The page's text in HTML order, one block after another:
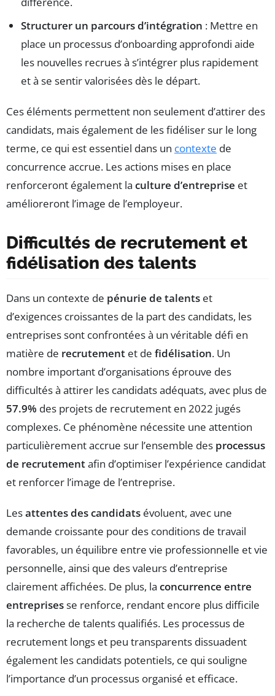
Structurer un parcours d’intégration : Mettre en
place un processus d’onboarding approfondi aide
les nouvelles recrues à s’intégrer plus rapidement
et à se sentir valorisées dès le départ.
Ces éléments permettent non seulement d’attirer des
candidats, mais également de les fidéliser sur le long
terme, ce qui est essentiel dans un contexte de
concurrence accrue. Les actions mises en place
renforceront également la culture d’entreprise et
amélioreront l’image de l’employeur.
Difficultés de recrutement et
fidélisation des talents
Dans un contexte de pénurie de talents et
d’exigences croissantes de la part des candidats, les
entreprises sont confrontées à un véritable défi en
matière de recrutement et de fidélisation. Un
nombre important d’organisations éprouve des
difficultés à attirer les candidats adéquats, avec plus de
57.9% des projets de recrutement en 2022 jugés
complexes. Ce phénomène nécessite une attention
particulièrement accrue sur l’ensemble des processus
de recrutementafin d’optimiser l’expérience candidat
et renforcer l’image de l’entreprise.
Lesattentes des candidats évoluent, avec une
demande croissante pour des conditions de travail
favorables, un équilibre entre vie professionnelle et vie
personnelle, ainsi que des valeurs d’entreprise
clairement affichées. De plus, la concurrence entre
entreprisesse renforce, rendant encore plus difficile
la recherche de talents qualifiés. Les processus de
recrutement longs et peu transparents dissuadent
également les candidats potentiels, ce qui souligne
l’importance d’un processus organisé et efficace.